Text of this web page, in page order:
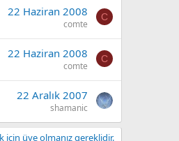
22 Haziran 2008
comte
C
22 Haziran 2008
comte
C
22 Aralık 2007
shamanic
için üye olmanız gereklidir.